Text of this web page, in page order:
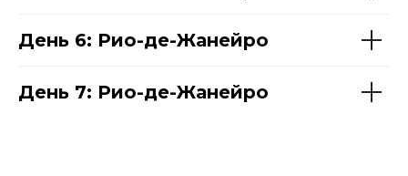
День 6: Рио-де-Жанейро
День 7: Рио-де-Жанейро